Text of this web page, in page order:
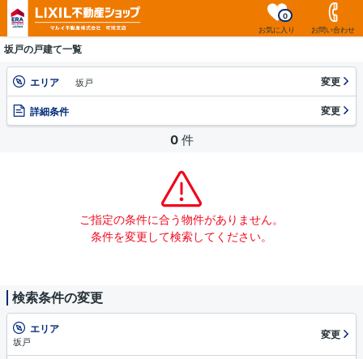
お気に入り
0
お問い合わせ
坂戸の戸建て一覧
エリア 坂戸 変更
詳細条件 変更
0 件
ご指定の条件に合う物件がありません。
条件を変更して検索してください。
検索条件の変更
エリア
坂戸
変更